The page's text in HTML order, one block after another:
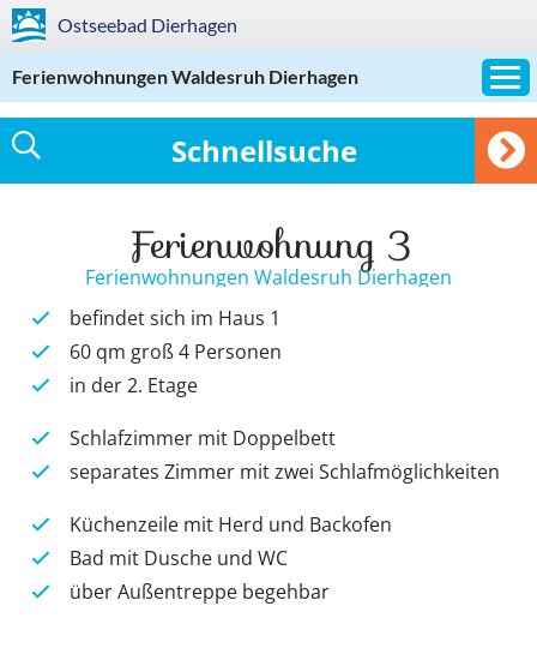
Ostseebad Dierhagen
Ferienwohnungen Waldesruh Dierhagen
Schnellsuche
Ferienwohnung 3
Ferienwohnungen Waldesruh Dierhagen
befindet sich im Haus 1
60 qm groß 4 Personen
in der 2. Etage
Schlafzimmer mit Doppelbett
separates Zimmer mit zwei Schlafmöglichkeiten
Küchenzeile mit Herd und Backofen
Bad mit Dusche und WC
über Außentreppe begehbar